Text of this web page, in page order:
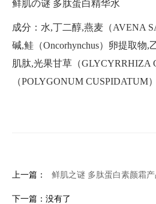
鲜肌の谜 多肽蛋白精华水
成分：水,丁二醇,燕麦（AVENA
碱,鲑（Oncorhynchus）卵提取物,
肌肽,光果甘草（GLYCYRRHIZA
（POLYGONUM CUSPIDATUM
上一篇： 鲜肌之谜 多肽蛋白素颜霜
下一篇：没有了